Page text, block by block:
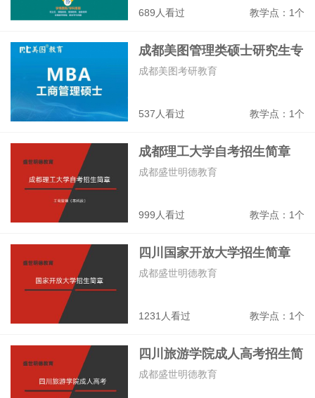
689人看过 教学点：1个
成都美图管理类硕士研究生专
业班
537人看过 教学点：1个
成都美图考研教育
成都理工大学自考招生简章
999人看过 教学点：1个
成都盛世明德教育
四川国家开放大学招生简章
1231人看过 教学点：1个
成都盛世明德教育
四川旅游学院成人高考招生简
章
成都盛世明德教育